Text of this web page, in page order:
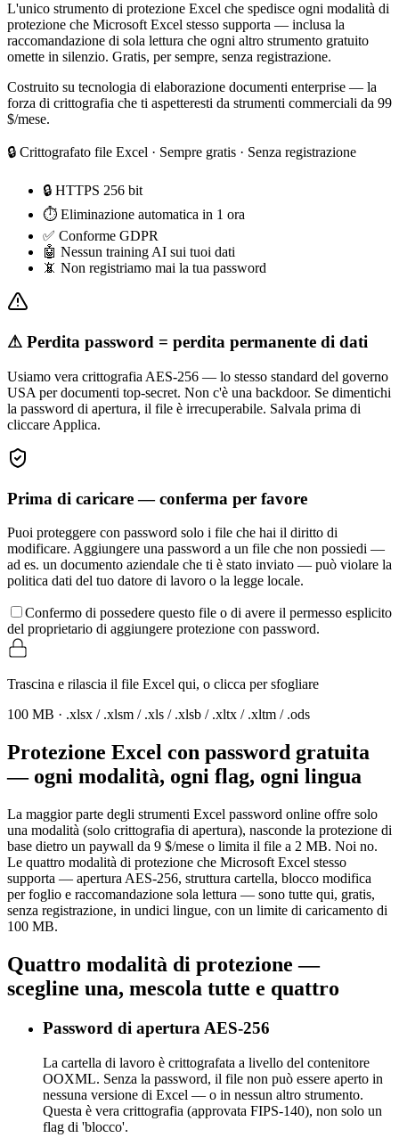
L'unico strumento di protezione Excel che spedisce ogni modalità di
protezione che Microsoft Excel stesso supporta — inclusa la
raccomandazione di sola lettura che ogni altro strumento gratuito
omette in silenzio. Gratis, per sempre, senza registrazione.
Costruito su tecnologia di elaborazione documenti enterprise — la
forza di crittografia che ti aspetteresti da strumenti commerciali da 99
$/mese.
🔒 Crittografato file Excel · Sempre gratis · Senza registrazione
🔒 HTTPS 256 bit
⏱ Eliminazione automatica in 1 ora
✅ Conforme GDPR
🤖 Nessun training AI sui tuoi dati
📵 Non registriamo mai la tua password
⚠ Perdita password = perdita permanente di dati
Usiamo vera crittografia AES-256 — lo stesso standard del governo
USA per documenti top-secret. Non c'è una backdoor. Se dimentichi
la password di apertura, il file è irrecuperabile. Salvala prima di
cliccare Applica.
Prima di caricare — conferma per favore
Puoi proteggere con password solo i file che hai il diritto di
modificare. Aggiungere una password a un file che non possiedi —
ad es. un documento aziendale che ti è stato inviato — può violare la
politica dati del tuo datore di lavoro o la legge locale.
Confermo di possedere questo file o di avere il permesso esplicito
del proprietario di aggiungere protezione con password.
Trascina e rilascia il file Excel qui, o clicca per sfogliare
100 MB · .xlsx / .xlsm / .xls / .xlsb / .xltx / .xltm / .ods
Protezione Excel con password gratuita
— ogni modalità, ogni flag, ogni lingua
La maggior parte degli strumenti Excel password online offre solo
una modalità (solo crittografia di apertura), nasconde la protezione di
base dietro un paywall da 9 $/mese o limita il file a 2 MB. Noi no.
Le quattro modalità di protezione che Microsoft Excel stesso
supporta — apertura AES-256, struttura cartella, blocco modifica
per foglio e raccomandazione sola lettura — sono tutte qui, gratis,
senza registrazione, in undici lingue, con un limite di caricamento di
100 MB.
Quattro modalità di protezione —
scegline una, mescola tutte e quattro
Password di apertura AES-256
La cartella di lavoro è crittografata a livello del contenitore
OOXML. Senza la password, il file non può essere aperto in
nessuna versione di Excel — o in nessun altro strumento.
Questa è vera crittografia (approvata FIPS-140), non solo un
flag di 'blocco'.